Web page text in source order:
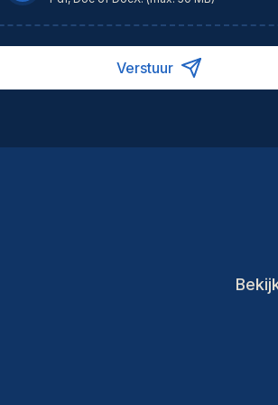
codes du bâtimentExpérience
budgets, de calendriers et de
Verstuur